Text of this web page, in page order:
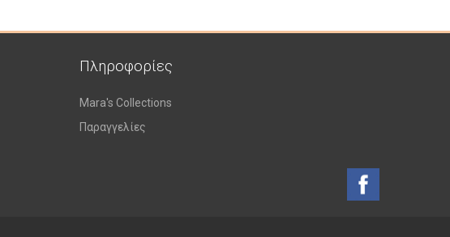
Πληροφορίες
Mara's Collections
Παραγγελίες